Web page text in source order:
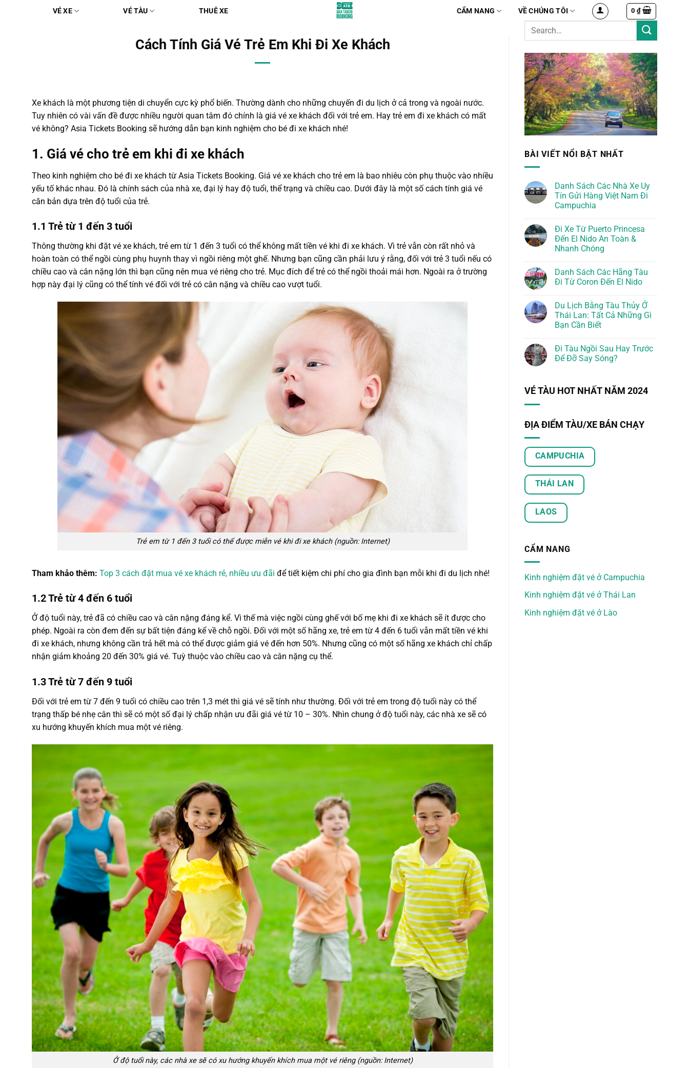
VÉ XE VÉ TÀU THUÊ XE CẨM NANG VỀ CHÚNG TÔI 0 ₫
Cách Tính Giá Vé Trẻ Em Khi Đi Xe Khách
Xe khách là một phương tiện di chuyển cực kỳ phổ biến. Thường dành cho những chuyến đi du lịch ở cả trong và ngoài nước.
Tuy nhiên có vài vấn đề được nhiều người quan tâm đó chính là giá vé xe khách đối với trẻ em. Hay trẻ em đi xe khách có mất
vé không? Asia Tickets Booking sẽ hướng dẫn bạn kinh nghiệm cho bé đi xe khách nhé!
1. Giá vé cho trẻ em khi đi xe khách
Theo kinh nghiệm cho bé đi xe khách từ Asia Tickets Booking. Giá vé xe khách cho trẻ em là bao nhiêu còn phụ thuộc vào nhiều
yếu tố khác nhau. Đó là chính sách của nhà xe, đại lý hay độ tuổi, thể trạng và chiều cao. Dưới đây là một số cách tính giá vé
căn bản dựa trên độ tuổi của trẻ.
1.1 Trẻ từ 1 đến 3 tuổi
Thông thường khi đặt vé xe khách, trẻ em từ 1 đến 3 tuổi có thể không mất tiền vé khi đi xe khách. Vì trẻ vẫn còn rất nhỏ và
hoàn toàn có thể ngồi cùng phụ huynh thay vì ngồi riêng một ghế. Nhưng bạn cũng cần phải lưu ý rằng, đối với trẻ 3 tuổi nếu có
chiều cao và cân nặng lớn thì bạn cũng nên mua vé riêng cho trẻ. Mục đích để trẻ có thể ngồi thoải mái hơn. Ngoài ra ở trường
hợp này đại lý cũng có thể tính vé đối với trẻ có cân nặng và chiều cao vượt tuổi.
Trẻ em từ 1 đến 3 tuổi có thể được miễn vé khi đi xe khách (nguồn: Internet)
Tham khảo thêm: Top 3 cách đặt mua vé xe khách rẻ, nhiều ưu đãi để tiết kiệm chi phí cho gia đình bạn mỗi khi đi du lịch nhé!
1.2 Trẻ từ 4 đến 6 tuổi
Ở độ tuổi này, trẻ đã có chiều cao và cân nặng đáng kể. Vì thế mà việc ngồi cùng ghế với bố mẹ khi đi xe khách sẽ ít được cho
phép. Ngoài ra còn đem đến sự bất tiện đáng kể về chỗ ngồi. Đối với một số hãng xe, trẻ em từ 4 đến 6 tuổi vẫn mất tiền vé khi
đi xe khách, nhưng không cần trả hết mà có thể được giảm giá vé đến hơn 50%. Nhưng cũng có một số hãng xe khách chỉ chấp
nhận giảm khoảng 20 đến 30% giá vé. Tuỳ thuộc vào chiều cao và cân nặng cụ thể.
1.3 Trẻ từ 7 đến 9 tuổi
Đối với trẻ em từ 7 đến 9 tuổi có chiều cao trên 1,3 mét thì giá vé sẽ tính như thường. Đối với trẻ em trong độ tuổi này có thể
trạng thấp bé nhẹ cân thì sẽ có một số đại lý chấp nhận ưu đãi giá vé từ 10 – 30%. Nhìn chung ở độ tuổi này, các nhà xe sẽ có
xu hướng khuyến khích mua một vé riêng.
Ở độ tuổi này, các nhà xe sẽ có xu hướng khuyến khích mua một vé riêng (nguồn: Internet)
BÀI VIẾT NỔI BẬT NHẤT
Danh Sách Các Nhà Xe Uy
Tín Gửi Hàng Việt Nam Đi
Campuchia
Đi Xe Từ Puerto Princesa
Đến El Nido An Toàn &
Nhanh Chóng
Danh Sách Các Hãng Tàu
Đi Từ Coron Đến El Nido
Du Lịch Bằng Tàu Thủy Ở
Thái Lan: Tất Cả Những Gì
Bạn Cần Biết
Đi Tàu Ngồi Sau Hay Trước
Để Đỡ Say Sóng?
VÉ TÀU HOT NHẤT NĂM 2024
ĐỊA ĐIỂM TÀU/XE BÁN CHẠY
CAMPUCHIA
THÁI LAN
LAOS
CẨM NANG
Kinh nghiệm đặt vé ở Campuchia
Kinh nghiệm đặt vé ở Thái Lan
Kinh nghiệm đặt vé ở Lào